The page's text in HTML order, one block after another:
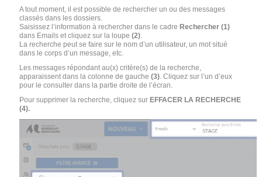
A tout moment, il est possible de rechercher un ou des messages
classés dans les dossiers.
Saisissez l’information à rechercher dans le cadreRechercher (1)
dans Emails et cliquez sur la loupe(2).
La recherche peut se faire sur le nom d’un utilisateur, un mot situé
dans le corps d’un message, etc.
Les messages répondant au(x) critère(s) de la recherche,
apparaissent dans la colonne de gauche(3). Cliquez sur l’un d’eux
pour le consulter dans la partie droite de l’écran.
Pour supprimer la recherche, cliquez surEFFACER LA RECHERCHE
(4).